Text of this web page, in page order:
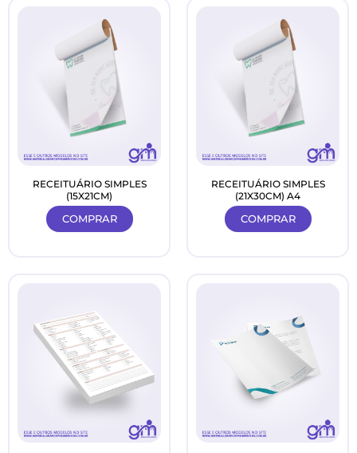
RECEITUÁRIO SIMPLES
(15X21CM)
COMPRAR
RECEITUÁRIO SIMPLES
(21X30CM) A4
COMPRAR